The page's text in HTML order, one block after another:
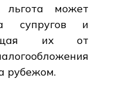
может
супругов и
их от
рубежом.